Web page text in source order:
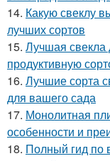
14. Какую свеклу
лучших сортов
15. Лучшая свекла
продуктивную
16. Лучшие сорта
для вашего сада
17. Монолитная
особенности и
18. Полный гид